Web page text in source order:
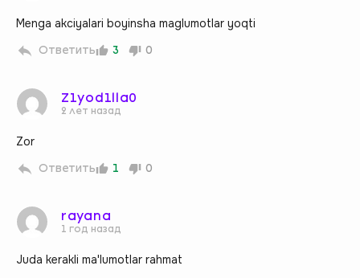
Menga akciyalari boyinsha maglumotlar yoqti
3 0
Ответить
Z1yod1lla0
2 лет назад
Zor
1 0
Ответить
rayana
1 год назад
Juda kerakli ma'lumotlar rahmat